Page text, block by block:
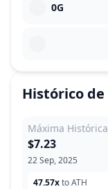
0G
Máxima Histórica
22 Sep, 2025
$7.23
47.57xto ATH